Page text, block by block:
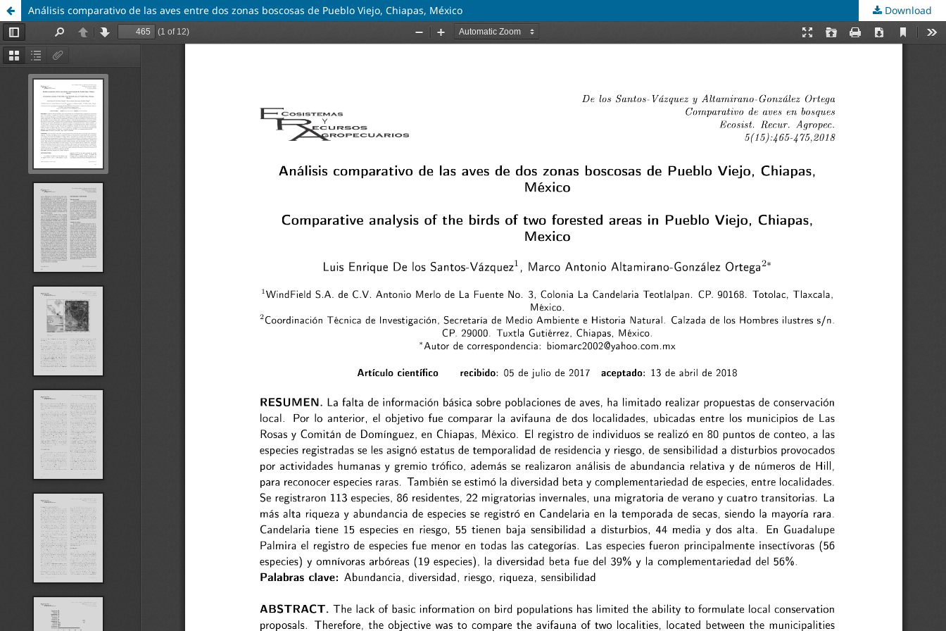
Análisis comparativo de las aves entre dos zonas boscosas de Pueblo Viejo, Chiapas, México Download